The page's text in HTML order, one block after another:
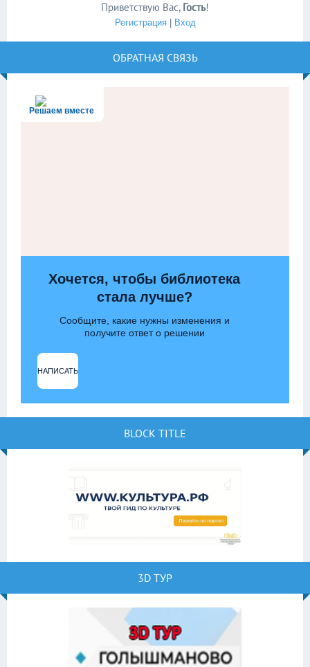
Приветствую Вас, Гость!
Регистрация| Вход
ОБРАТНАЯ СВЯЗЬ
Решаем вместе
Хочется, чтобы библиотека
стала лучше?
Сообщите, какие нужны изменения и
получите ответ о решении
НАПИСАТЬ
BLOCK TITLE
3D ТУР